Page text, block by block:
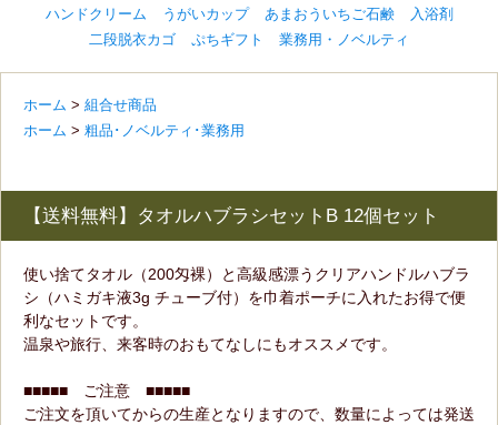
ハンドクリーム うがいカップ あまおういちご石鹸
入浴剤
二段脱衣カゴ
ぷちギフト 業務用・ノベルティ
ホーム > 組合せ商品
ホーム > 粗品･ノベルティ･業務用
【送料無料】タオルハブラシセットB 12個セット
使い捨てタオル（200匁裸）と高級感漂うクリアハンドルハブラ
シ（ハミガキ液3g チューブ付）を巾着ポーチに入れたお得で便
利なセットです。
温泉や旅行、来客時のおもてなしにもオススメです。
■■■■■ ご注意 ■■■■■
ご注文を頂いてからの生産となりますので、数量によっては発送